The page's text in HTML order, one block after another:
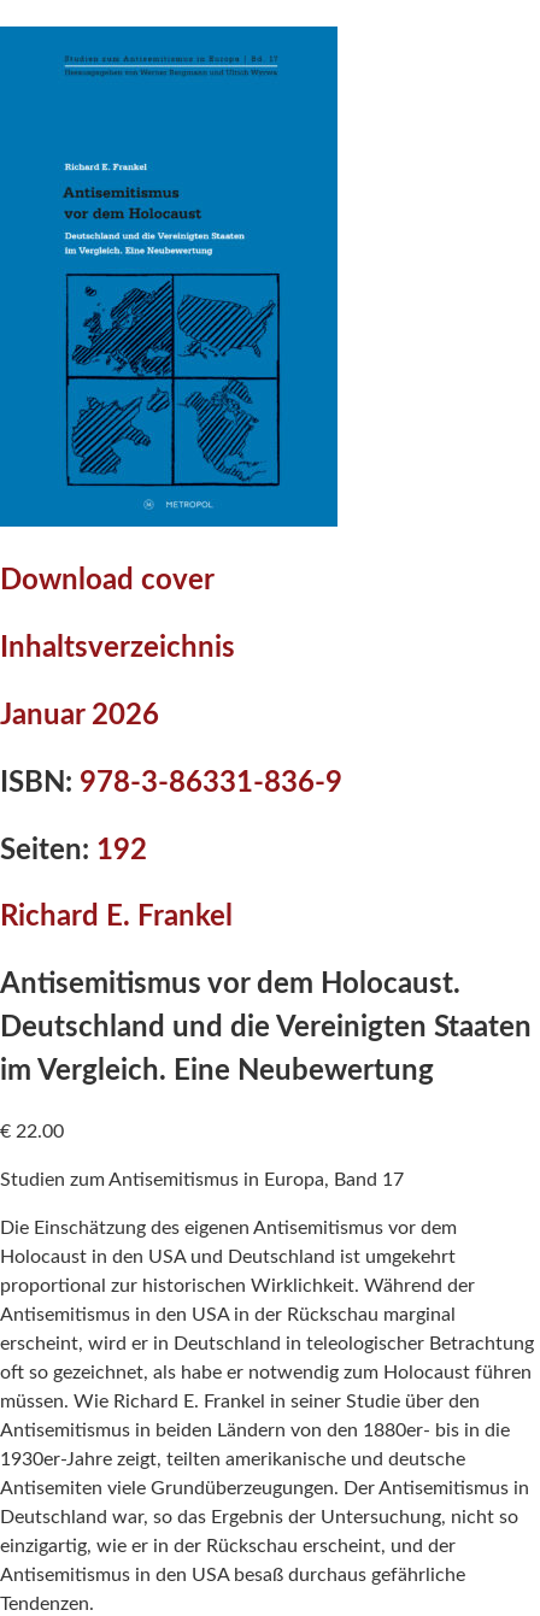
Download cover
Inhaltsverzeichnis
Januar 2026
ISBN: 978-3-86331-836-9
Seiten: 192
Richard E. Frankel
Antisemitismus vor dem Holocaust.
Deutschland und die Vereinigten Staaten
im Vergleich. Eine Neubewertung
€ 22.00
Studien zum Antisemitismus in Europa, Band 17
Die Einschätzung des eigenen Antisemitismus vor dem
Holocaust in den USA und Deutschland ist umgekehrt
proportional zur historischen Wirklichkeit. Während der
Antisemitismus in den USA in der Rückschau marginal
erscheint, wird er in Deutschland in teleologischer Betrachtung
oft so gezeichnet, als habe er notwendig zum Holocaust führen
müssen. Wie Richard E. Frankel in seiner Studie über den
Antisemitismus in beiden Ländern von den 1880er- bis in die
1930er-Jahre zeigt, teilten amerikanische und deutsche
Antisemiten viele Grundüberzeugungen. Der Antisemitismus in
Deutschland war, so das Ergebnis der Untersuchung, nicht so
einzigartig, wie er in der Rückschau erscheint, und der
Antisemitismus in den USA besaß durchaus gefährliche
Tendenzen.